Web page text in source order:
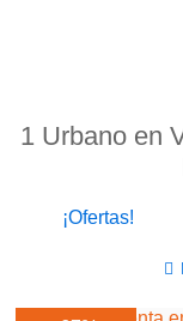
1 Urbano en
¡Ofertas!